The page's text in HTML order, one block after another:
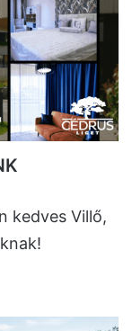
kedves Villő,